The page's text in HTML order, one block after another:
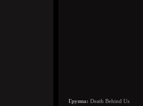
Группа: Death Behind Us